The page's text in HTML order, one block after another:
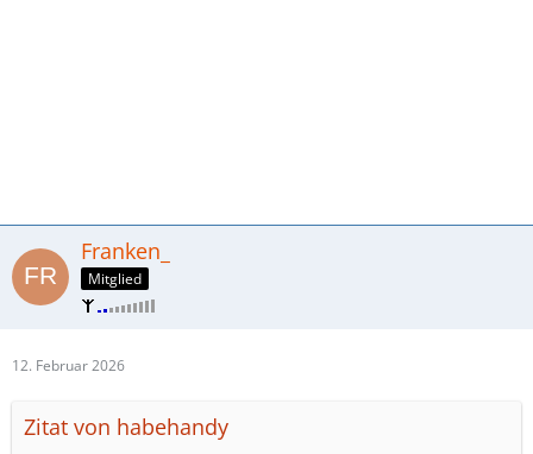
Franken_
Mitglied
12. Februar 2026
Zitat von habehandy